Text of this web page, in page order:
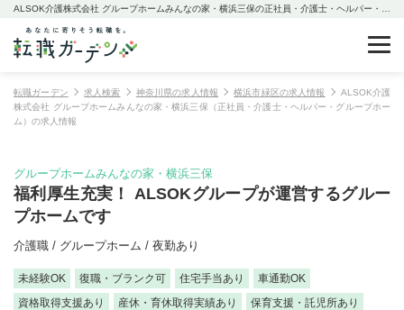
転職ガーデン 求人検索 神奈川県の求人情報 横浜市緑区の求人情報
ALSOK介護
株式会社 グループホームみんなの家・横浜三保（正社員・介護士・ヘルパー・グループホー
ム）の求人情報
グループホームみんなの家・横浜三保
福利厚生充実！ ALSOKグループが運営するグルー
プホームです
介護職 / グループホーム / 夜勤あり
未経験OK 復職・ブランク可 住宅手当あり
車通勤OK
資格取得支援あり
産休・育休取得実績あり
保育支援・託児所あり